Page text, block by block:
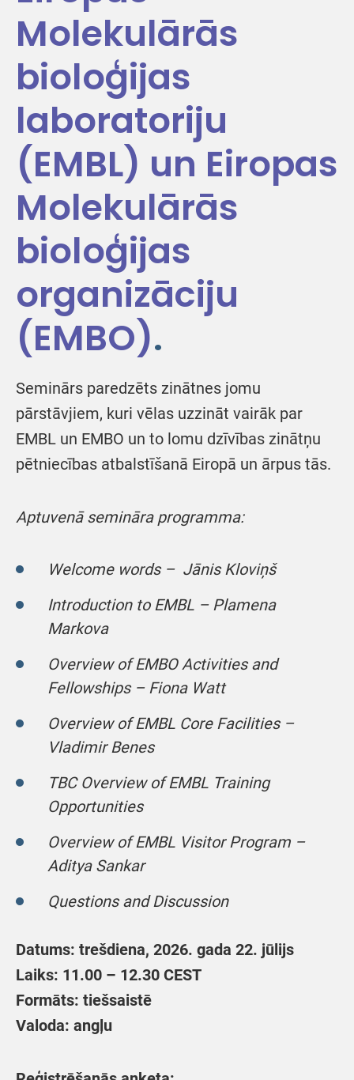
Molekulārās
bioloģijas
laboratoriju
(EMBL) un Eiropas
Molekulārās
bioloģijas
organizāciju
(EMBO).
Seminārs paredzēts zinātnes jomu
pārstāvjiem, kuri vēlas uzzināt vairāk par
EMBL un EMBO un to lomu dzīvības zinātņu
pētniecības atbalstīšanā Eiropā un ārpus tās.
Aptuvenā semināra programma:
Welcome words – Jānis Kloviņš
Introduction to EMBL – Plamena
Markova
Overview of EMBO Activities and
Fellowships – Fiona Watt
Overview of EMBL Core Facilities –
Vladimir Benes
TBC Overview of EMBL Training
Opportunities
Overview of EMBL Visitor Program –
Aditya Sankar
Questions and Discussion
Datums: trešdiena, 2026. gada 22. jūlijs
Laiks: 11.00 – 12.30 CEST
Formāts: tiešsaistē
Valoda: angļu